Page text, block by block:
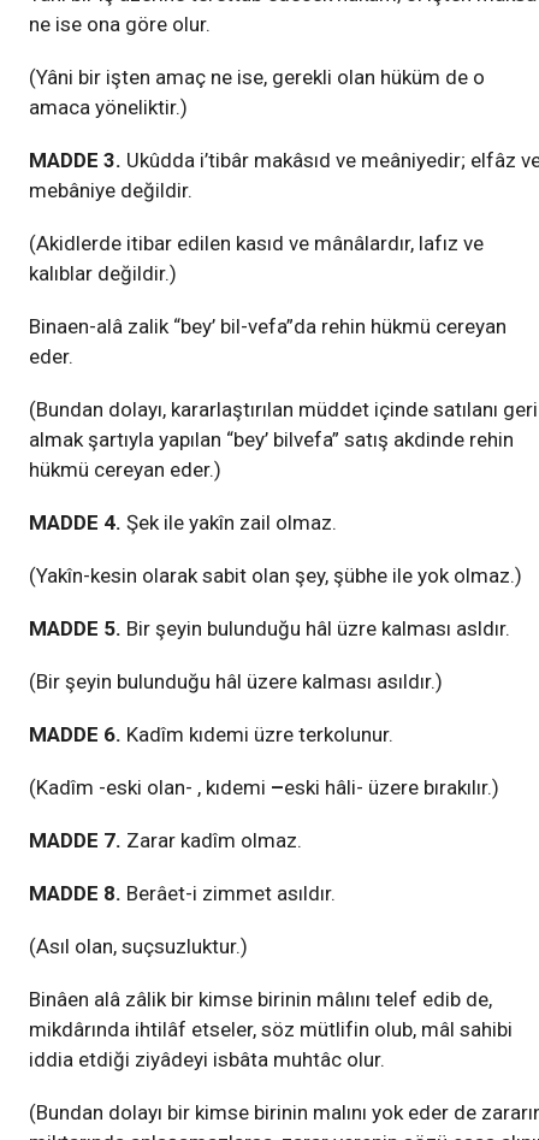
ne ise ona göre olur.
(Yâni bir işten amaç ne ise, gerekli olan hüküm de o
amaca yöneliktir.)
MADDE 3. Ukûdda i’tibâr makâsıd ve meâniyedir; elfâz
mebâniye değildir.
(Akidlerde itibar edilen kasıd ve mânâlardır, lafız ve
kalıblar değildir.)
Binaen-alâ zalik “bey’ bil-vefa”da rehin hükmü cereyan
eder.
(Bundan dolayı, kararlaştırılan müddet içinde satılanı geri
almak şartıyla yapılan “bey’ bilvefa” satış akdinde rehin
hükmü cereyan eder.)
MADDE 4. Şek ile yakîn zail olmaz.
(Yakîn-kesin olarak sabit olan şey, şübhe ile yok olmaz.)
MADDE 5. Bir şeyin bulunduğu hâl üzre kalması asldır.
(Bir şeyin bulunduğu hâl üzere kalması asıldır.)
MADDE 6. Kadîm kıdemi üzre terkolunur.
(Kadîm -eski olan- , kıdemi –eski hâli- üzere bırakılır.)
MADDE 7. Zarar kadîm olmaz.
MADDE 8. Berâet-i zimmet asıldır.
(Asıl olan, suçsuzluktur.)
Binâen alâ zâlik bir kimse birinin mâlını telef edib de,
mikdârında ihtilâf etseler, söz mütlifin olub, mâl sahibi
iddia etdiği ziyâdeyi isbâta muhtâc olur.
(Bundan dolayı bir kimse birinin malını yok eder de